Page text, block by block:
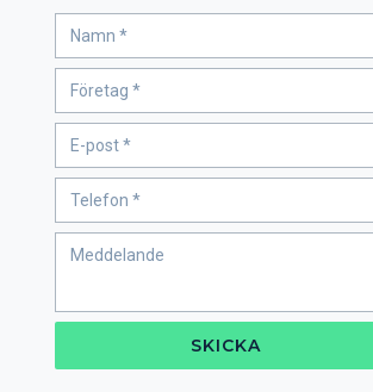
SKICKA